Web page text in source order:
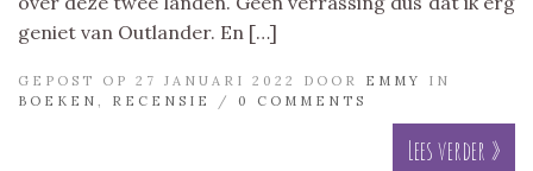
geniet van Outlander. En […]
GEPOST OP 27 JANUARI 2022 DOOR EMMY
IN
BOEKEN
RECENSIE / 0 COMMENTS
Lees verder »